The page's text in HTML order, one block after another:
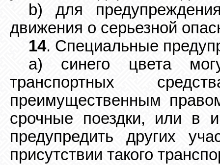
b) для
движения о серьезной
14. Специальные
a) синего цвета
транспортных
преимущественным
срочные поездки, или в
предупредить других
присутствии такого